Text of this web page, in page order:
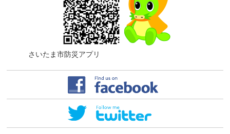
さいたま市防災アプリ